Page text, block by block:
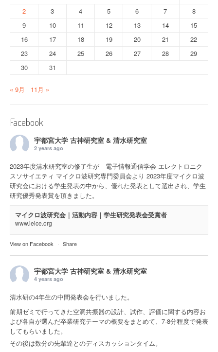
2
3 4 5 6 7
8
9
10 11 12 13 14
15
16
17 18 19 20 21
22
23
24 25 26 27 28
29
30
31
« 9月 11月 »
Facebook
宇都宮大学 古神研究室 & 清水研究室
2 years ago
2023年度清水研究室の修了生が 電子情報通信学会 エレクトロニク
スソサイエティ マイクロ波研究専門委員会より 2023年度マイクロ波
研究会における学生発表の中から、優れた発表として選出され、学生
研究優秀発表賞を頂きました。
マイクロ波研究会｜活動内容｜学生研究発表会受賞者
www.ieice.org
View on Facebook · Share
宇都宮大学 古神研究室 & 清水研究室
4 years ago
清水研の4年生の中間発表会を行いました。
前期ゼミで行ってきた空洞共振器の設計、試作、評価に関する内容お
よび各自が選んだ卒業研究テーマの概要をまとめて、7-8分程度で発表
してもらいました。
その後は数分の先輩達とのディスカッションタイム。